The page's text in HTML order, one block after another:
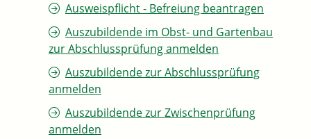
Ausweispflicht - Befreiung beantragen
Auszubildende im Obst- und Gartenbau
zur Abschlussprüfung anmelden
Auszubildende zur Abschlussprüfung
anmelden
Auszubildende zur Zwischenprüfung
anmelden